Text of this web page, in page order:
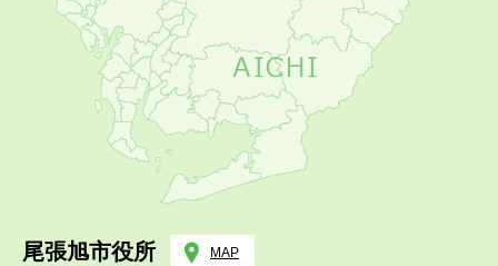
尾張旭市役所 MAP